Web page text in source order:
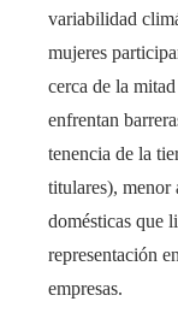
variabilidad
mujeres
cerca de la
enfrentan
tenencia de la
titulares), menor
domésticas que
representación
empresas.